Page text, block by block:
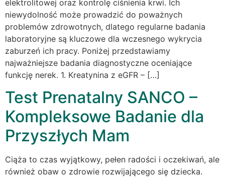
elektrolitowej oraz kontrolę ciśnienia krwi. Ich
niewydolność może prowadzić do poważnych
problemów zdrowotnych, dlatego regularne badania
laboratoryjne są kluczowe dla wczesnego wykrycia
zaburzeń ich pracy. Poniżej przedstawiamy
najważniejsze badania diagnostyczne oceniające
funkcję nerek. 1. Kreatynina z eGFR – […]
Test Prenatalny SANCO –
Kompleksowe Badanie dla
Przyszłych Mam
Ciąża to czas wyjątkowy, pełen radości i oczekiwań, ale
również obaw o zdrowie rozwijającego się dziecka.